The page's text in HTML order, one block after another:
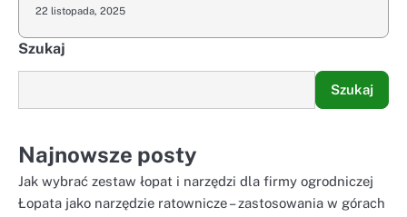
22 listopada, 2025
Szukaj
Szukaj
Najnowsze posty
Jak wybrać zestaw łopat i narzędzi dla firmy ogrodniczej
Łopata jako narzędzie ratownicze – zastosowania w górach